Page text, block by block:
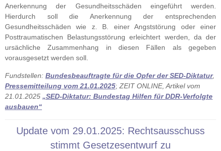
Anerkennung der Gesundheitsschäden eingeführt werden.
Hierdurch soll die Anerkennung der entsprechenden
Gesundheitsschäden wie z. B. einer Angststörung oder einer
Posttraumatischen Belastungsstörung erleichtert werden, da der
ursächliche Zusammenhang in diesen Fällen als gegeben
vorausgesetzt werden soll.
Fundstellen: Bundesbeauftragte für die Opfer der SED-Diktatur,
Pressemitteilung vom 21.01.2025; ZEIT ONLINE, Artikel vom
21.01.2025 „SED-Diktatur: Bundestag Hilfen für DDR-Verfolgte
ausbauen“
Update vom 29.01.2025: Rechtsausschuss
stimmt Gesetzesentwurf zu